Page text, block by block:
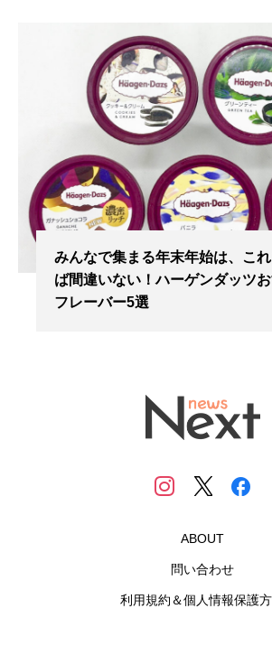
みんなで集まる年末年始は、これ
ば間違いない！ハーゲンダッツ
フレーバー5選
ABOUT
問い合わせ
利用規約＆個人情報保護